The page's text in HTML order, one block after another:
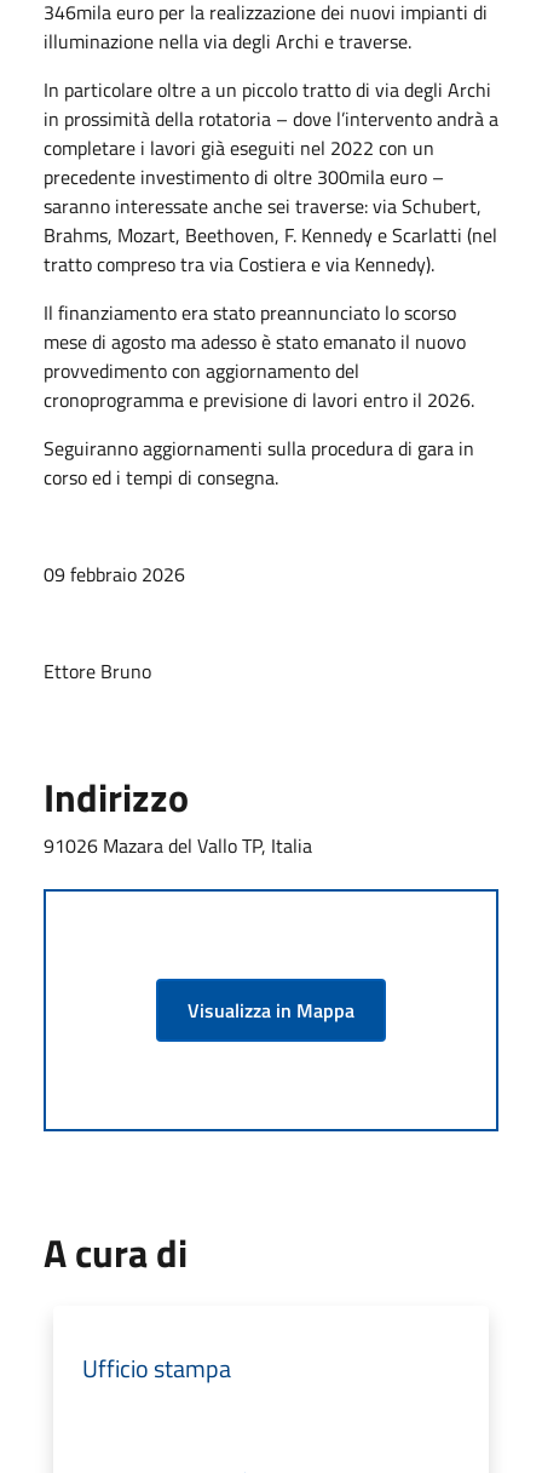
346mila euro per la realizzazione dei nuovi impianti di
illuminazione nella via degli Archi e traverse.
In particolare oltre a un piccolo tratto di via degli Archi
in prossimità della rotatoria – dove l’intervento andrà a
completare i lavori già eseguiti nel 2022 con un
precedente investimento di oltre 300mila euro –
saranno interessate anche sei traverse: via Schubert,
Brahms, Mozart, Beethoven, F. Kennedy e Scarlatti (nel
tratto compreso tra via Costiera e via Kennedy).
Il finanziamento era stato preannunciato lo scorso
mese di agosto ma adesso è stato emanato il nuovo
provvedimento con aggiornamento del
cronoprogramma e previsione di lavori entro il 2026.
Seguiranno aggiornamenti sulla procedura di gara in
corso ed i tempi di consegna.
09 febbraio 2026
Ettore Bruno
Indirizzo
91026 Mazara del Vallo TP, Italia
Visualizza in Mappa
A cura di
Ufficio stampa